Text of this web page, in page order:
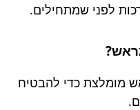
לפני שמתחילים.
מומלצת כדי להבטיח